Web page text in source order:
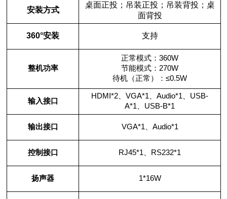
安装方式
桌面正投；吊装正投；吊装背投；桌
面背投
360°安装 支持
整机功率
正常模式：360W
节能模式：270W
待机（正常）：≤0.5W
输入接口
HDMI*2、VGA*1、Audio*1、 USB-
A*1、 USB-B*1
输出接口 VGA*1、 Audio*1
控制接口 RJ45*1、 RS232*1
扬声器 1*16W